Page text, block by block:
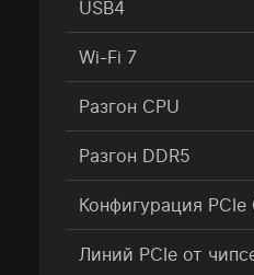
USB4
Wi-Fi 7
Разгон CPU
Разгон DDR5
Конфигурация PCIe
Линий PCIe от